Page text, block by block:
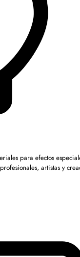
para efectos
artistas y